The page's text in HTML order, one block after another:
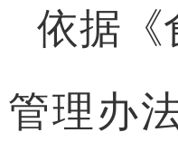
依据《
管理办